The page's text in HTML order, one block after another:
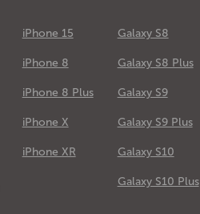
iPhone 15
iPhone 8
iPhone 8 Plus
iPhone X
iPhone XR
Galaxy S8
Galaxy S8 Plus
Galaxy S9
Galaxy S9 Plus
Galaxy S10
Galaxy S10 Plus